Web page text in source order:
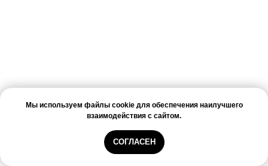
Мы используем файлы cookie для обеспечения наилучшего
взаимодействия с сайтом.
СОГЛАСЕН